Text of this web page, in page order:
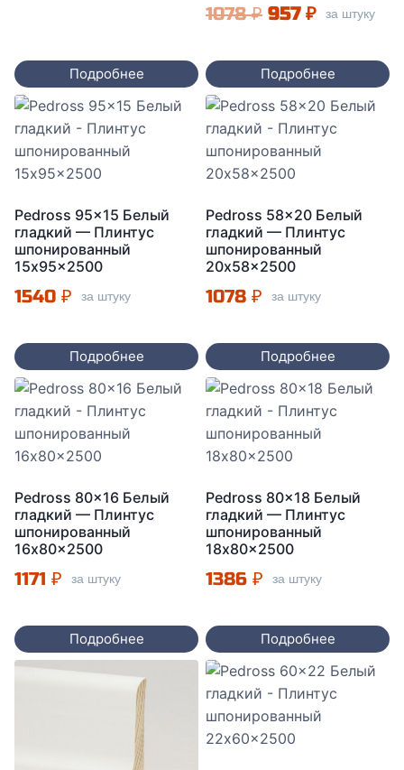
1078 ₽.
Подробнее
1078₽
составляла
1078 ₽.
957 ₽Текущая
957 ₽.
за штуку
Подробнее
Pedross 95×15 Белый
гладкий — Плинтус
шпонированный
15x95x2500
1540 ₽ за штуку
Подробнее
Pedross 58×20 Белый
гладкий — Плинтус
шпонированный
20x58x2500
1078 ₽ за штуку
Подробнее
Pedross 80×16 Белый
гладкий — Плинтус
шпонированный
16x80x2500
1171 ₽ за штуку
Подробнее
Pedross 80×18 Белый
гладкий — Плинтус
шпонированный
18x80x2500
1386 ₽ за штуку
Подробнее